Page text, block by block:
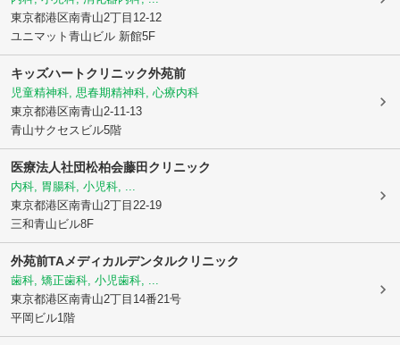
東京都港区南青山2丁目12-12
ユニマット青山ビル 新館5F
キッズハートクリニック外苑前
児童精神科, 思春期精神科, 心療内科
東京都港区南青山2-11-13
青山サクセスビル5階
医療法人社団松柏会藤田クリニック
内科, 胃腸科, 小児科, ...
東京都港区南青山2丁目22-19
三和青山ビル8F
外苑前TAメディカルデンタルクリニック
歯科, 矯正歯科, 小児歯科, ...
東京都港区南青山2丁目14番21号
平岡ビル1階